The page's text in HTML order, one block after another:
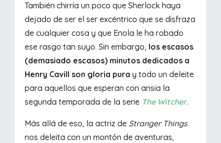
También chirría un poco que Sherlock haya
dejado de ser el ser excéntrico que se disfraza
de cualquier cosa y que Enola le ha robado
ese rasgo tan suyo. Sin embargo, los escasos
(demasiado escasos) minutos dedicados a
Henry Cavill son gloria puray todo un deleite
para aquellos que esperan con ansia la
segunda temporada de la serie The Witcher.
Más allá de eso, la actriz de Stranger Things
nos deleita con un montón de aventuras,